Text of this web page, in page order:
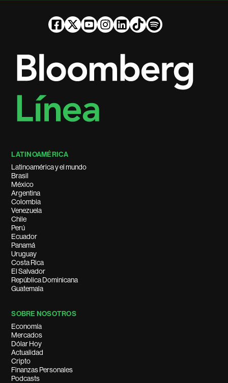
LATINOAMÉRICA
Latinoamérica y el mundo
Brasil
México
Argentina
Colombia
Venezuela
Chile
Perú
Ecuador
Panamá
Uruguay
Costa Rica
El Salvador
República Dominicana
Guatemala
SOBRE NOSOTROS
Economía
Mercados
Dólar Hoy
Actualidad
Cripto
Finanzas Personales
Podcasts